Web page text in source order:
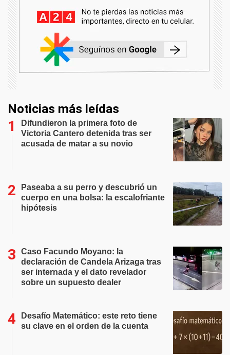
Noticias más leídas
Difundieron la primera foto de
Victoria Cantero detenida tras ser
acusada de matar a su novio
Paseaba a su perro y descubrió un
cuerpo en una bolsa: la escalofriante
hipótesis
Caso Facundo Moyano: la
declaración de Candela Arizaga tras
ser internada y el dato revelador
sobre un supuesto dealer
Desafío Matemático: este reto tiene
su clave en el orden de la cuenta